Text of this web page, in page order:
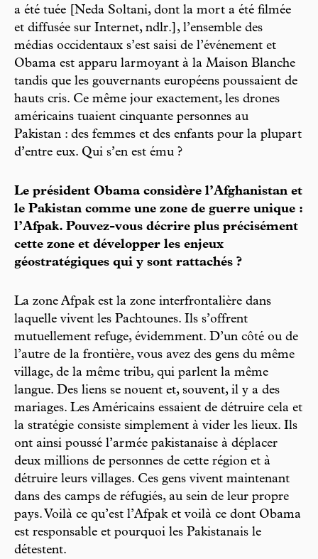
a été tuée [Neda Soltani, dont la mort a été filmée
et diffusée sur Internet, ndlr.], l’ensemble des
médias occidentaux s’est saisi de l’événement et
Obama est apparu larmoyant à la Maison Blanche
tandis que les gouvernants européens poussaient de
hauts cris. Ce même jour exactement, les drones
américains tuaient cinquante personnes au
Pakistan : des femmes et des enfants pour la plupart
d’entre eux. Qui s’en est ému ?
Le président Obama considère l’Afghanistan et
le Pakistan comme une zone de guerre unique :
l’Afpak. Pouvez-vous décrire plus précisément
cette zone et développer les enjeux
géostratégiques qui y sont rattachés ?
La zone Afpak est la zone interfrontalière dans
laquelle vivent les Pachtounes. Ils s’offrent
mutuellement refuge, évidemment. D’un côté ou de
l’autre de la frontière, vous avez des gens du même
village, de la même tribu, qui parlent la même
langue. Des liens se nouent et, souvent, il y a des
mariages. Les Américains essaient de détruire cela et
la stratégie consiste simplement à vider les lieux. Ils
ont ainsi poussé l’armée pakistanaise à déplacer
deux millions de personnes de cette région et à
détruire leurs villages. Ces gens vivent maintenant
dans des camps de réfugiés, au sein de leur propre
pays. Voilà ce qu’est l’Afpak et voilà ce dont Obama
est responsable et pourquoi les Pakistanais le
détestent.